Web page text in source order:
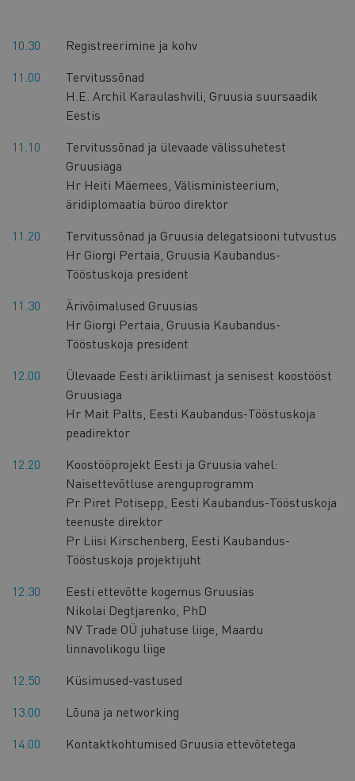
10.30
Registreerimine ja kohv
11.00
Tervitussõnad
H.E. Archil Karaulashvili, Gruusia suursaadik
Eestis
11.10
Tervitussõnad ja ülevaade välissuhetest
Gruusiaga
Hr Heiti Mäemees, Välisministeerium,
äridiplomaatia büroo direktor
11.20
Tervitussõnad ja Gruusia delegatsiooni tutvustus
Hr Giorgi Pertaia, Gruusia Kaubandus-
Tööstuskoja president
11.30
Ärivõimalused Gruusias
Hr Giorgi Pertaia, Gruusia Kaubandus-
Tööstuskoja president
12.00
Ülevaade Eesti ärikliimast ja senisest koostööst
Gruusiaga
Hr Mait Palts, Eesti Kaubandus-Tööstuskoja
peadirektor
12.20
Koostööprojekt Eesti ja Gruusia vahel:
Naisettevõtluse arenguprogramm
Pr Piret Potisepp, Eesti Kaubandus-Tööstuskoja
teenuste direktor
Pr Liisi Kirschenberg, Eesti Kaubandus-
Tööstuskoja projektijuht
12.30
Eesti ettevõtte kogemus Gruusias
Nikolai Degtjarenko, PhD
NV Trade OÜ juhatuse liige, Maardu
linnavolikogu liige
12.50
Küsimused-vastused
13.00
Lõuna ja networking
14.00
Kontaktkohtumised Gruusia ettevõtetega